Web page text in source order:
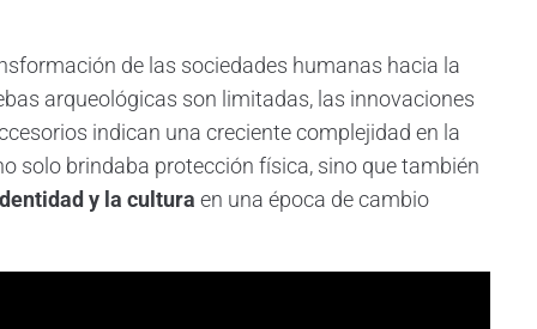
de las sociedades humanas hacia la
arqueológicas son limitadas, las innovaciones
indican una creciente complejidad en la
solo brindaba protección física, sino que también
y la cultura en una época de cambio